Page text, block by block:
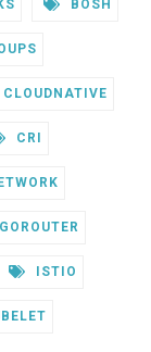
BOSH
CLOUDNATIVE
CRI
GOROUTER
ISTIO